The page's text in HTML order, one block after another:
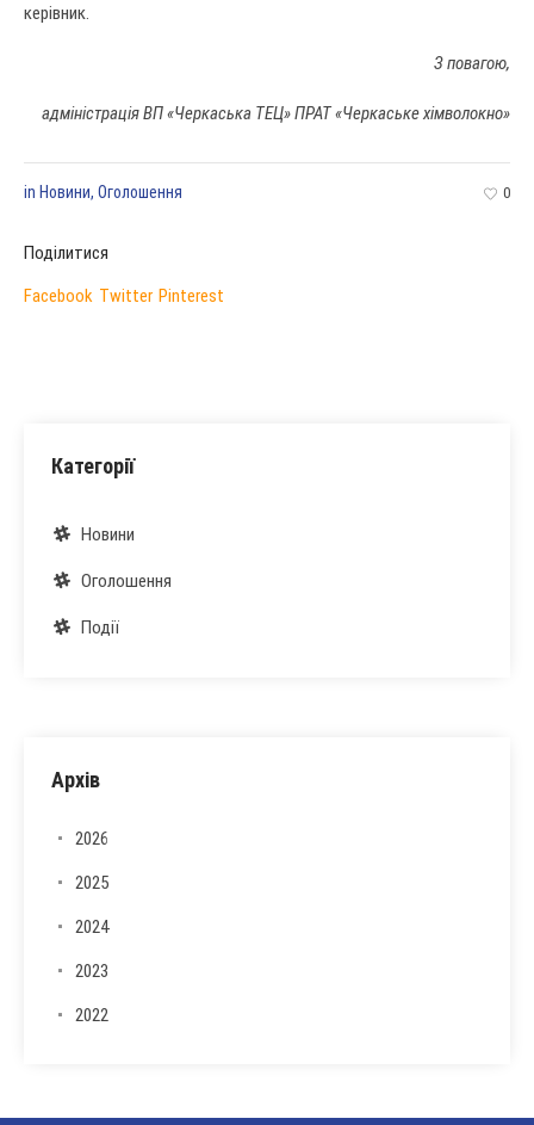
керівник.
З повагою,
адміністрація ВП «Черкаська ТЕЦ» ПРАТ «Черкаське хімволокно»
0
in Новини, Оголошення
Поділитися
Facebook Twitter Pinterest
Категорії
Новини
Оголошення
Події
Архів
2026
2025
2024
2023
2022